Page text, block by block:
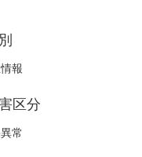
報
区分
常